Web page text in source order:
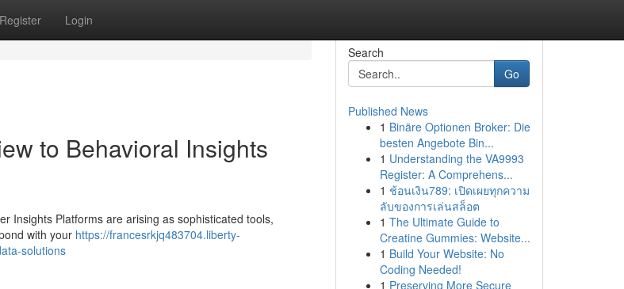
Register Login
to Behavioral Insights
Insights Platforms are arising as sophisticated tools,
with your https://francesrkjq483704.liberty-
solutions
Search
Go
Published News
1 Binäre Optionen Broker: Die
besten Angebote Bin...
1 Understanding the VA9993
Register: A Comprehens...
1 ช้อนเงิน789: เปิดเผยทุกความ
ลับของการเล่นสล็อต
1 The Ultimate Guide to
Creatine Gummies: Website...
1 Build Your Website: No
Coding Needed!
1 Preserving More Secure